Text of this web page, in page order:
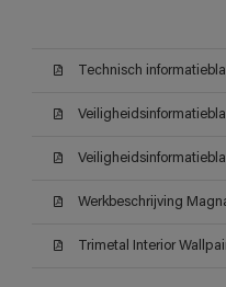
Technisch
Werkbeschrijving